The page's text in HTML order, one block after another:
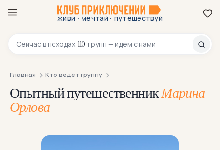
живи · мечтай · путешествуй
Сейчас в походах 110 групп — идём с нами
8 800 200-70-23
Главная Кто ведёт группу
Опытный путешественникМарина
Орлова